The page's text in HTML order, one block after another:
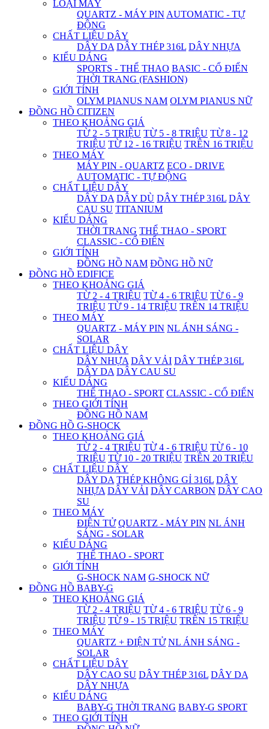
LOẠI MÁY
QUARTZ - MÁY PIN AUTOMATIC - TỰ
ĐỘNG
CHẤT LIỆU DÂY
DÂY DA DÂY THÉP 316L DÂY NHỰA
KIỂU DÁNG
SPORTS - THỂ THAO BASIC - CỔ ĐIỂN
THỜI TRANG (FASHION)
GIỚI TÍNH
OLYM PIANUS NAM OLYM PIANUS NỮ
ĐỒNG HỒ CITIZEN
THEO KHOẢNG GIÁ
TỪ 2 - 5 TRIỆU TỪ 5 - 8 TRIỆU TỪ 8 - 12
TRIỆU TỪ 12 - 16 TRIỆU TRÊN 16 TRIỆU
THEO MÁY
MÁY PIN - QUARTZ ECO - DRIVE
AUTOMATIC - TỰ ĐỘNG
CHẤT LIỆU DÂY
DÂY DA DÂY DÙ DÂY THÉP 316L DÂY
CAU SU TITANIUM
KIỂU DÁNG
THỜI TRANG THỂ THAO - SPORT
CLASSIC - CỔ ĐIỂN
GIỚI TÍNH
ĐỒNG HỒ NAM ĐỒNG HỒ NỮ
ĐỒNG HỒ EDIFICE
THEO KHOẢNG GIÁ
TỪ 2 - 4 TRIỆU TỪ 4 - 6 TRIỆU TỪ 6 - 9
TRIỆU TỪ 9 - 14 TRIỆU TRÊN 14 TRIỆU
THEO MÁY
QUARTZ - MÁY PIN NL ÁNH SÁNG -
SOLAR
CHẤT LIỆU DÂY
DÂY NHỰA DÂY VẢI DÂY THÉP 316L
DÂY DA DÂY CAU SU
KIỂU DÁNG
THỂ THAO - SPORT CLASSIC - CỔ ĐIỂN
THEO GIỚI TÍNH
ĐỒNG HỒ NAM
ĐỒNG HỒ G-SHOCK
THEO KHOẢNG GIÁ
TỪ 2 - 4 TRIỆU TỪ 4 - 6 TRIỆU TỪ 6 - 10
TRIỆU TỪ 10 - 20 TRIỆU TRÊN 20 TRIỆU
CHẤT LIỆU DÂY
DÂY DA THÉP KHÔNG GỈ 316L DÂY
NHỰA DÂY VẢI DÂY CARBON DÂY CAO
SU
THEO MÁY
ĐIỆN TỬ QUARTZ - MÁY PIN NL ÁNH
SÁNG - SOLAR
KIỂU DÁNG
THỂ THAO - SPORT
GIỚI TÍNH
G-SHOCK NAM G-SHOCK NỮ
ĐỒNG HỒ BABY-G
THEO KHOẢNG GIÁ
TỪ 2 - 4 TRIỆU TỪ 4 - 6 TRIỆU TỪ 6 - 9
TRIỆU TỪ 9 - 15 TRIỆU TRÊN 15 TRIỆU
THEO MÁY
QUARTZ + ĐIỆN TỬ NL ÁNH SÁNG -
SOLAR
CHẤT LIỆU DÂY
DÂY CAO SU DÂY THÉP 316L DÂY DA
DÂY NHỰA
KIỂU DÁNG
BABY-G THỜI TRANG BABY-G SPORT
THEO GIỚI TÍNH